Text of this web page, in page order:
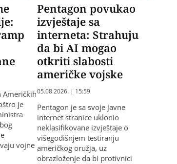
Američkih
je
vojne
Pentagon povukao
izvještaje sa
interneta: Strahuju
da bi AI mogao
otkriti slabosti
američke vojske
05.08.2026. | 15:59
Pentagon je sa svoje javne
internet stranice uklonio
neklasifikovane izvještaje o
višegodišnjem testiranju
američkog oružja, uz
obrazloženje da bi protivnici